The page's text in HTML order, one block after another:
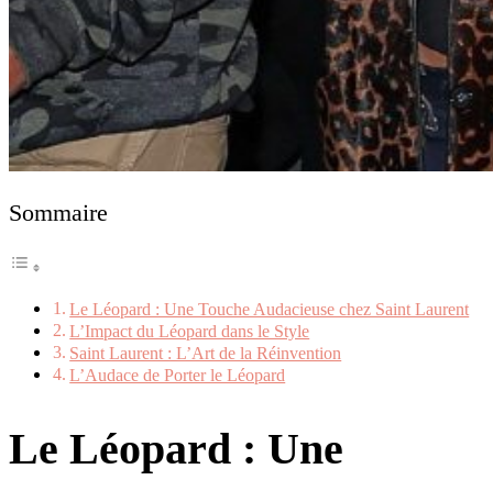
Sommaire
Le Léopard : Une Touche Audacieuse chez Saint Laurent
L’Impact du Léopard dans le Style
Saint Laurent : L’Art de la Réinvention
L’Audace de Porter le Léopard
Le Léopard : Une